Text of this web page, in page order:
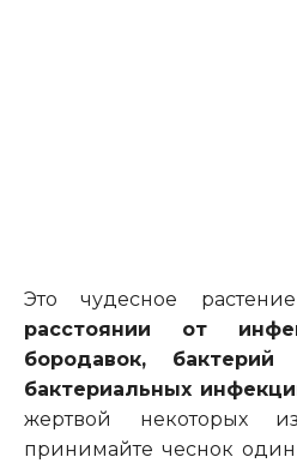
Это чудесное
расстоянии от
бородавок,
бактериальных
жертвой некоторых
принимайте чеснок